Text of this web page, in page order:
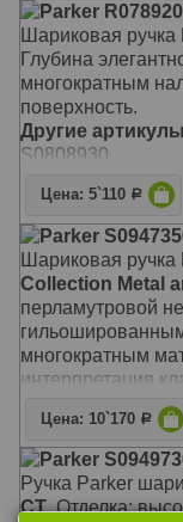
Parker
Шариковая ручка
Глубина
многократным
поверхность.
Другие
S0808930
Цена: 5`110 Р
Parker
Шариковая ручка
Collection Metal
перламутровой
многократным
интерпретация
Цена: 10`170 Р
Parker
Ручка Parker
CT. Отделка: